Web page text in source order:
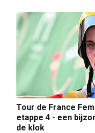
Tour de France
etappe 4 - een
de klok